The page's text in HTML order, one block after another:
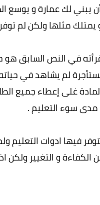
لك عمارة و يوسع
مثلها ولكن لم توفر
في النص السابق هو
لم يشاهد في
غلى إعطاء جميع
سوء التعليم .
فيها ادوات
و التغيير ولكن